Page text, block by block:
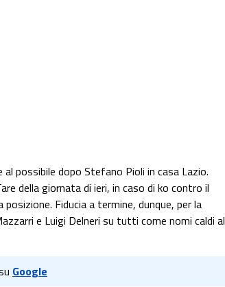
possibile dopo Stefano Pioli in casa Lazio.
della giornata di ieri, in caso di ko contro il
Fiducia a termine, dunque, per la
e Luigi Delneri su tutti come nomi caldi al
Google